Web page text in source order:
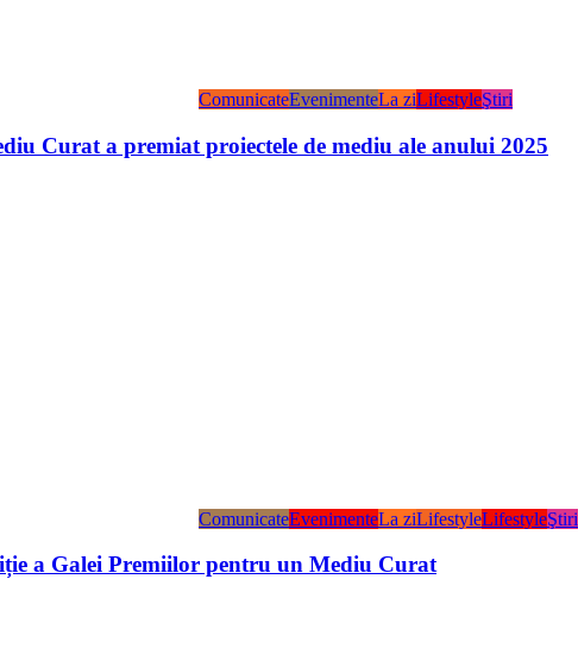
ComunicateEvenimenteLa ziLifestyleŞtiri
Curat a premiat proiectele de mediu ale anului 2025
ComunicateEvenimenteLa ziLifestyleLifestyleŞtiri
a Galei Premiilor pentru un Mediu Curat